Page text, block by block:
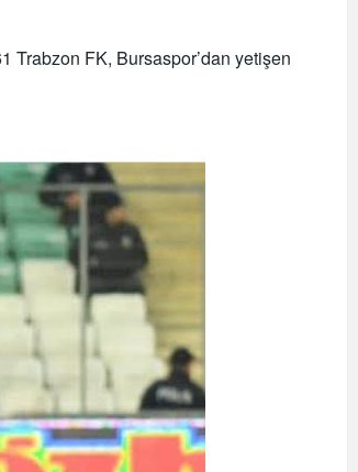
Trabzon FK, Bursaspor’dan yetişen